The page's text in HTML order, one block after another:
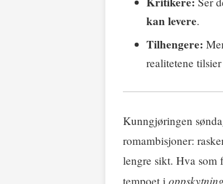
kan levere.
Tilhengere:
realitetene
Kunngjøringen
romambisjoner:
lengre sikt. Hva som
tempoet i